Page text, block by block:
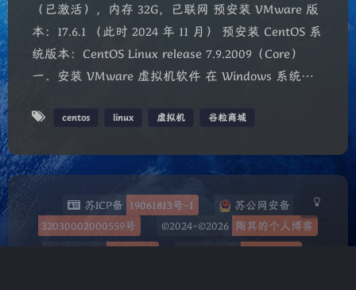
夜间模式
关闭 日落 暗化 灰度
（已激活），内存 32G，已联网 预安装 VMware 版
本：17.6.1 （此时 2024 年 11 月） 预安装 CentOS 系
统版本：CentOS Linux release 7.9.2009（Core）
一、安装 VMware 虚拟机软件 在 Windows 系统…
centos linux 虚拟机 谷粒商城
苏ICP备 19061813号-1
苏公网安备
32030002000559号
©2024-©2026 陶其的个人博客